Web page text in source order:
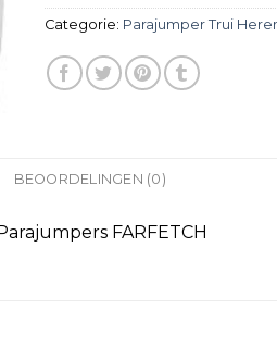
Categorie: Parajumper Trui
BEOORDELINGEN (0)
FARFETCH